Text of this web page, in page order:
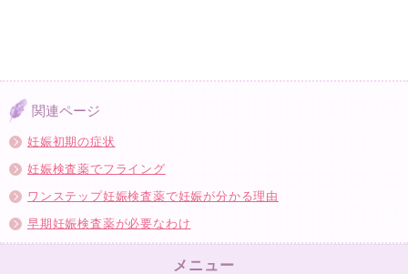
関連ページ
妊娠初期の症状
妊娠検査薬でフライング
ワンステップ妊娠検査薬で妊娠が分かる理由
早期妊娠検査薬が必要なわけ
メニュー